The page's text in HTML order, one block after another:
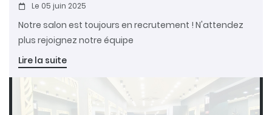
 Le 05 juin 2025
Notre salon est toujours en recrutement ! N'attendez
plus rejoignez notre équipe
Lire la suite